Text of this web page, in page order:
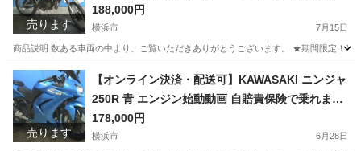
売ります
認 期間限定車体本体価格 現状渡し諸経費￥0- 横
浜 P-Yard
188,000円
横浜市 7月15日
商品説明 数ある車両の中より、ご覧いただきありがとうございます。 ★期間限定！
神奈川 横浜市 ヤマハ クランキング
売ります
【オンライン決済・配送可】KAWASAKI ニンジャ
250R 青 エンジン始動動画 自賠責保険で乗れます
半額配送キャンペーン 現状渡し諸経費￥0- 横浜 P
-Yard
178,000円
横浜市 6月28日